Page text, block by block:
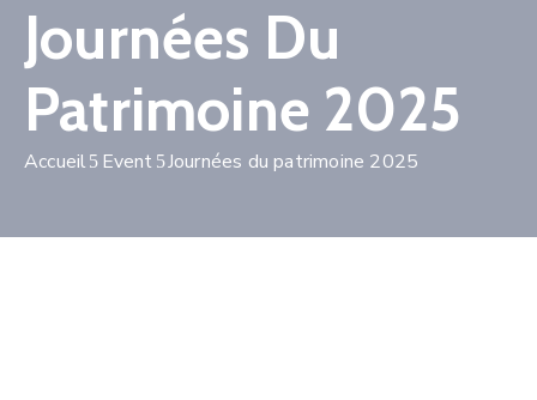
Vivre
à
Boisset
Démarches
Contactez-
Journées Du
Patrimoine 2025
Accueil Event Journées du patrimoine 2025